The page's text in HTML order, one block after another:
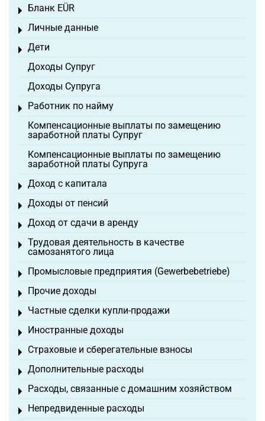
Бланк EÜR
Toggle menu
Личные данные
Toggle menu
Дети
Toggle menu
Доходы Супруг
Доходы Супруга
Работник по найму
Toggle menu
Компенсационные выплаты по замещению
заработной платы Супруг
Компенсационные выплаты по замещению
заработной платы Супруга
Доход с капитала
Toggle menu
Доходы от пенсий
Toggle menu
Доход от сдачи в аренду
Toggle menu
Трудовая деятельность в качестве
самозанятого лица
Toggle menu
Промысловые предприятия (Gewerbebetriebe)
Toggle menu
Прочие доходы
Toggle menu
Частные сделки купли-продажи
Toggle menu
Иностранные доходы
Toggle menu
Страховые и сберегательные взносы
Toggle menu
Дополнительные расходы
Toggle menu
Расходы, связанные с домашним хозяйством
Toggle menu
Непредвиденные расходы
Toggle menu